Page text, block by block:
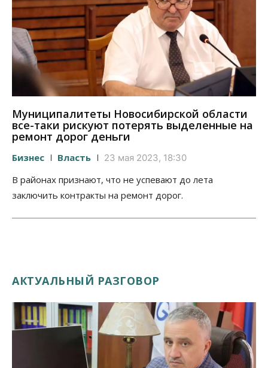
Муниципалитеты Новосибирской области
все-таки рискуют потерять выделенные на
ремонт дорог деньги
Бизнес Власть 23 мая 2023, 18:30
В районах признают, что не успевают до лета
заключить контракты на ремонт дорог.
АКТУАЛЬНЫЙ РАЗГОВОР